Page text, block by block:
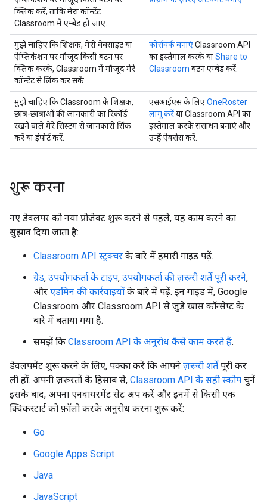
क्लिक करें, ताकि मेरा कॉन्टेंट
Classroom में एम्बेड हो जाए.
मुझे चाहिए कि शिक्षक, मेरी वेबसाइट या
ऐप्लिकेशन पर मौजूद किसी बटन पर
क्लिक करके, Classroom में मौजूद मेरे
कॉन्टेंट से लिंक कर सकें.
कोर्सवर्क बनाएंClassroom API
का इस्तेमाल करके याShare to
Classroom बटन एम्बेड करें.
मुझे चाहिए कि Classroom के शिक्षक,
छात्र-छात्राओं की जानकारी का रिकॉर्ड
रखने वाले मेरे सिस्टम से जानकारी सिंक
करें या इंपोर्ट करें.
एसआईएस के लिएOneRoster
लागू करेंया Classroom API का
इस्तेमाल करके संसाधन बनाएं और
उन्हें ऐक्सेस करें.
शुरू करना
नए डेवलपर को नया प्रोजेक्ट शुरू करने से पहले, यह काम करने का
सुझाव दिया जाता है:
Classroom API स्ट्रक्चर के बारे में हमारी गाइड पढ़ें.
ग्रेड, उपयोगकर्ता के टाइप, उपयोगकर्ता की ज़रूरी शर्तें पूरी करने,
और एडमिन की कार्रवाइयों के बारे में पढ़ें. इन गाइड में, Google
Classroom और Classroom API से जुड़े खास कॉन्सेप्ट के
बारे में बताया गया है.
समझें कि Classroom API के अनुरोध कैसे काम करते हैं.
डेवलपमेंट शुरू करने के लिए, पक्का करें कि आपने ज़रूरी शर्तेंपूरी कर
ली हों. अपनी ज़रूरतों के हिसाब से, Classroom API के सही स्कोप चुनें.
इसके बाद, अपना एनवायरमेंट सेट अप करें और इनमें से किसी एक
क्विकस्टार्ट को फ़ॉलो करके अनुरोध करना शुरू करें:
Go
Google Apps Script
Java
JavaScript